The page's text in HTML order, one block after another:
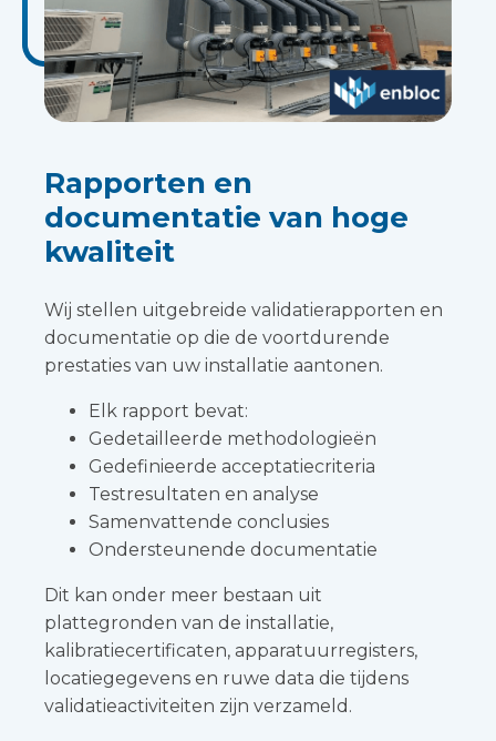
Rapporten en
documentatie van hoge
kwaliteit
Wij stellen uitgebreide validatierapporten en
documentatie op die de voortdurende
prestaties van uw installatie aantonen.
Elk rapport bevat:
Gedetailleerde methodologieën
Gedefinieerde acceptatiecriteria
Testresultaten en analyse
Samenvattende conclusies
Ondersteunende documentatie
Dit kan onder meer bestaan uit
plattegronden van de installatie,
kalibratiecertificaten, apparatuurregisters,
locatiegegevens en ruwe data die tijdens
validatieactiviteiten zijn verzameld.